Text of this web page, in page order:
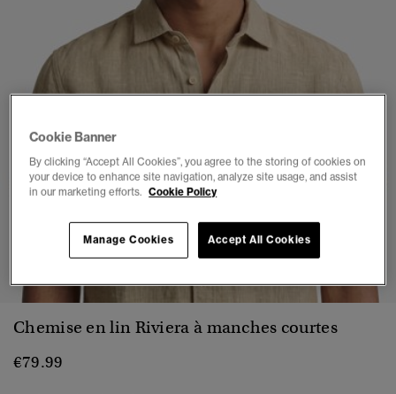
1 2 3 4
Chemise en lin Riviera à manches courtes
€79.99
Cookie Banner
By clicking “Accept All Cookies”, you agree to the storing of cookies on
your device to enhance site navigation, analyze site usage, and assist
in our marketing efforts. Cookie Policy
Accept All Cookies
Manage Cookies